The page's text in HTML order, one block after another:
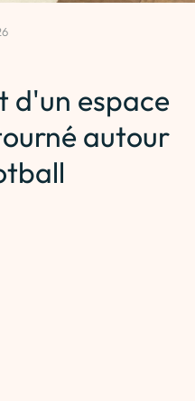
d'un espace
autour